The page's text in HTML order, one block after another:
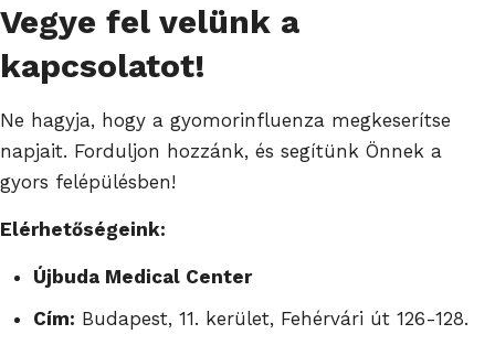
Vegye fel velünk a
kapcsolatot!
Ne hagyja, hogy a gyomorinfluenza megkeserítse
napjait. Forduljon hozzánk, és segítünk Önnek a
gyors felépülésben!
Elérhetőségeink:
Újbuda Medical Center
Cím: Budapest, 11. kerület, Fehérvári út 126-128.